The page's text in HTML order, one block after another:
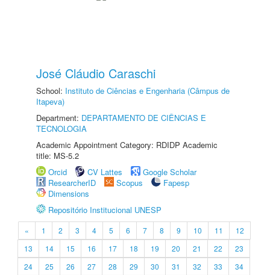
José Cláudio Caraschi
School: Instituto de Ciências e Engenharia (Câmpus de
Itapeva)
Department: DEPARTAMENTO DE CIÊNCIAS E
TECNOLOGIA
Academic Appointment Category: RDIDP Academic
title: MS-5.2
Orcid
CV Lattes
Google Scholar
ResearcherID
Scopus
Fapesp
Dimensions
Repositório Institucional UNESP
« 1 2 3 4 5 6 7 8 9 10 11
12
13
14 15 16 17 18 19 20 21 22
23
24
25 26 27 28 29 30 31 32 33
34